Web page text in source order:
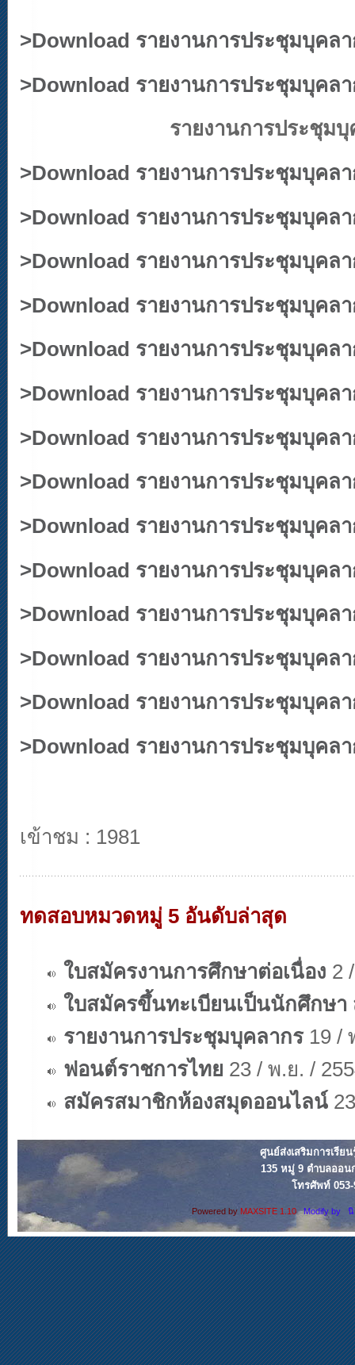
>Download รายงานการประชุมบุคล
>Download รายงานการประชุมบุคล
รายงานการประชุมบุคลาก
>Download รายงานการประชุมบุคล
>Download รายงานการประชุมบุคล
>Download รายงานการประชุมบุคล
>Download รายงานการประชุมบุคล
>Download รายงานการประชุมบุคล
>Download รายงานการประชุมบุคล
>Download รายงานการประชุมบุคล
>Download รายงานการประชุมบุคล
>Download รายงานการประชุมบุคล
>Download รายงานการประชุมบุคล
>Download รายงานการประชุมบุคล
>Download รายงานการประชุมบุคล
>Download รายงานการประชุมบุคล
>Download รายงานการประชุมบุคล
เข้าชม : 1981
ทดสอบหมวดหมู่ 5 อันดับล่าสุด
ใบสมัครงานการศึกษาต่อเนื่อง 2
ใบสมัครขึ้นทะเบียนเป็นนักศึกษา
รายงานการประชุมบุคลากร 19 /
ฟอนต์ราชการไทย 23 / พ.ย. /
สมัครสมาชิกห้องสมุดออนไลน์
ศูนย์ส่งเสริมการเรีย
135 หมู่ 9 ตำบลออน
โทรศัพท์ 053-
Powered by MAXSITE 1.10Modify by นิ